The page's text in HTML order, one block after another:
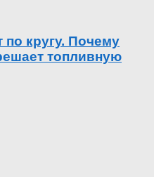
по кругу. Почему
топливную